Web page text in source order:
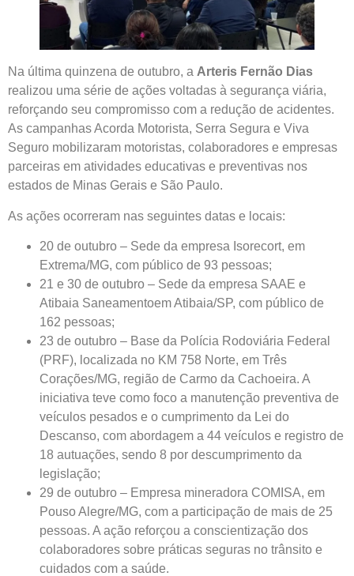
Na última quinzena de outubro, a Arteris Fernão Dias
realizou uma série de ações voltadas à segurança viária,
reforçando seu compromisso com a redução de acidentes.
As campanhas Acorda Motorista, Serra Segura e Viva
Seguro mobilizaram motoristas, colaboradores e empresas
parceiras em atividades educativas e preventivas nos
estados de Minas Gerais e São Paulo.
As ações ocorreram nas seguintes datas e locais:
20 de outubro – Sede da empresa Isorecort, em
Extrema/MG, com público de 93 pessoas;
21 e 30 de outubro – Sede da empresa SAAE e
Atibaia Saneamentoem Atibaia/SP, com público de
162 pessoas;
23 de outubro – Base da Polícia Rodoviária Federal
(PRF), localizada no KM 758 Norte, em Três
Corações/MG, região de Carmo da Cachoeira. A
iniciativa teve como foco a manutenção preventiva de
veículos pesados e o cumprimento da Lei do
Descanso, com abordagem a 44 veículos e registro de
18 autuações, sendo 8 por descumprimento da
legislação;
29 de outubro – Empresa mineradora COMISA, em
Pouso Alegre/MG, com a participação de mais de 25
pessoas. A ação reforçou a conscientização dos
colaboradores sobre práticas seguras no trânsito e
cuidados com a saúde.